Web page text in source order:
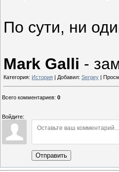
По сути, ни
Mark Galli -
Категория: История | Добавил: Sergey |
Всего комментариев: 0
Войдите:
Отправить